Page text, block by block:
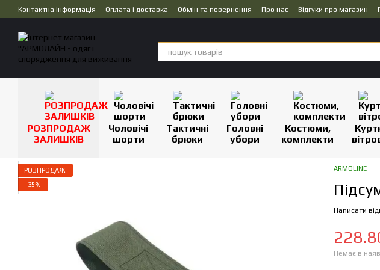
Перейти до основного контенту
Контактна інформація Оплата і доставка Обмін та повернення Про нас Відгуки про магазин
РОЗПРОДАЖ
ЗАЛИШКІВ
Чоловічі
шорти
Тактичні
брюки
Головні
убори
Костюми,
комплекти
РОЗПРОДАЖ
−35%
ARMOLINE
Написати
Немає в